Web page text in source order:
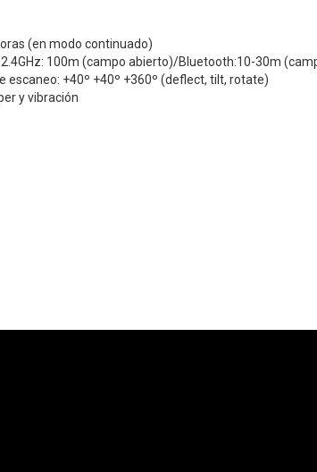
(en modo continuado)
100m (campo abierto)/Bluetooth:10-30m
escaneo: +40º +40º +360º (deflect, tilt, rotate)
y vibración